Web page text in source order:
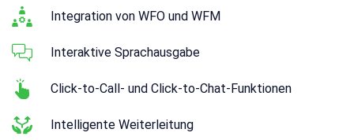
Integration von WFO und WFM
Interaktive Sprachausgabe
Click-to-Call- und Click-to-Chat-Funktionen
Intelligente Weiterleitung